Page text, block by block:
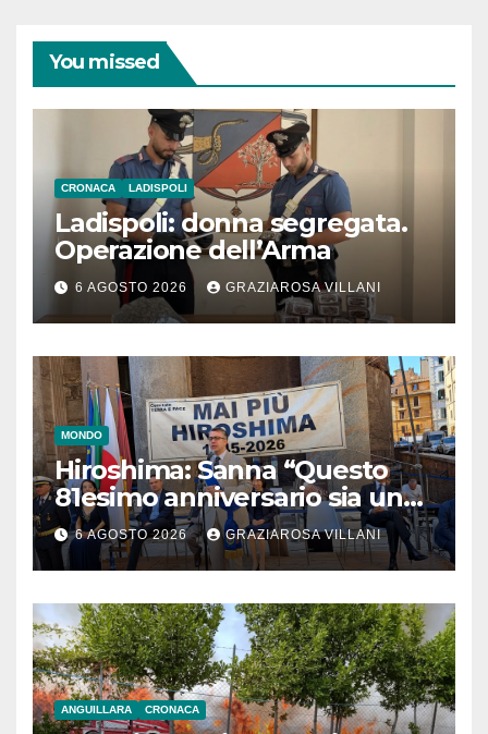
You missed
CRONACA LADISPOLI
Ladispoli: donna segregata.
Operazione dell’Arma
6 AGOSTO 2026 GRAZIAROSA VILLANI
MONDO
Hiroshima: Sanna “Questo
81esimo anniversario sia un
monito per tutti”
6 AGOSTO 2026 GRAZIAROSA VILLANI
ANGUILLARA CRONACA